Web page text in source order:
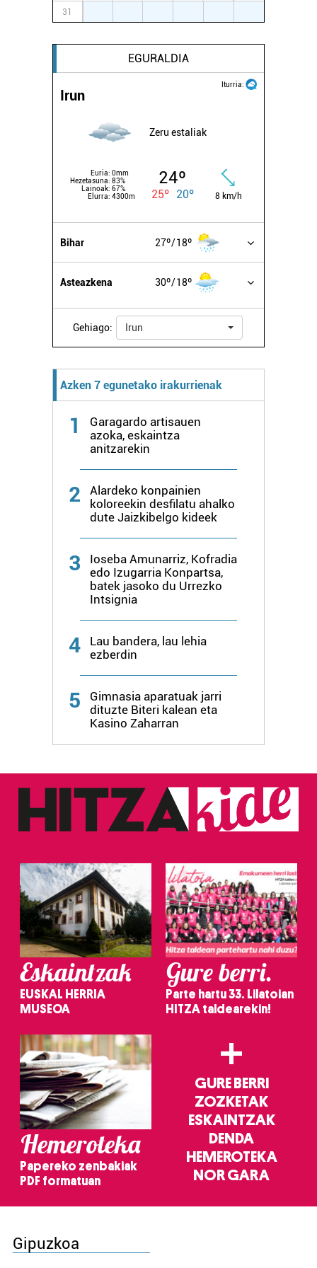
31
EGURALDIA
Iturria:
Irun
Zeru estaliak
Euria: 0mm
Hezetasuna: 83%
Lainoak: 67%
Elurra: 4300m
24º
25º 20º 8 km/h
Bihar 27º 18º
Asteazkena 30º 18º
Gehiago: Irun
Azken 7 egunetako irakurrienak
1
Garagardo artisauen
azoka, eskaintza
anitzarekin
2
Alardeko konpainien
koloreekin desfilatu ahalko
dute Jaizkibelgo kideek
3
Ioseba Amunarriz, Kofradia
edo Izugarria Konpartsa,
batek jasoko du Urrezko
Intsignia
4
Lau bandera, lau lehia
ezberdin
5
Gimnasia aparatuak jarri
dituzte Biteri kalean eta
Kasino Zaharran
Eskaintzak
EUSKAL HERRIA
MUSEOA
Gure berri.
Parte hartu 33. Lilatoian
HITZA taldearekin!
Hemeroteka
Papereko zenbakiak
PDF formatuan
+
GURE BERRI
ZOZKETAK
ESKAINTZAK
DENDA
HEMEROTEKA
NOR GARA
Gipuzkoa